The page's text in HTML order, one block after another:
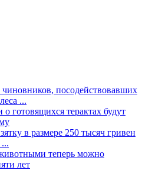
посодействовавших
...
готовящихся терактах будут
в размере 250 тысяч гривен
животными теперь можно
лет